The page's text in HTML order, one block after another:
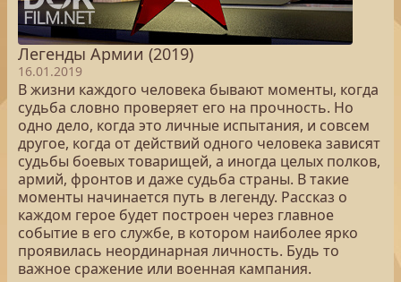
Легенды Армии (2019)
16.01.2019
В жизни каждого человека бывают моменты, когда
судьба словно проверяет его на прочность. Но
одно дело, когда это личные испытания, и совсем
другое, когда от действий одного человека зависят
судьбы боевых товарищей, а иногда целых полков,
армий, фронтов и даже судьба страны. В такие
моменты начинается путь в легенду. Рассказ о
каждом герое будет построен через главное
событие в его службе, в котором наиболее ярко
проявилась неординарная личность. Будь то
важное сражение или военная кампания.